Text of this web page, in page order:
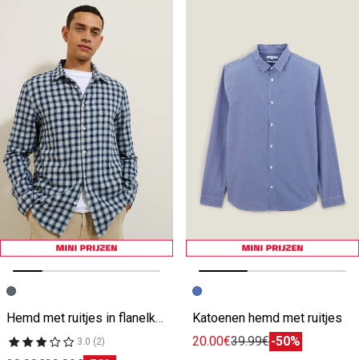
Vorige afbeelding
Volgende beeld
Hemd met ruitjes in flanelkatoen
3.0 (2)
Vorige afbeelding
Volgende beeld
Katoenen hemd met ruitjes
20.00€39.99€-50%